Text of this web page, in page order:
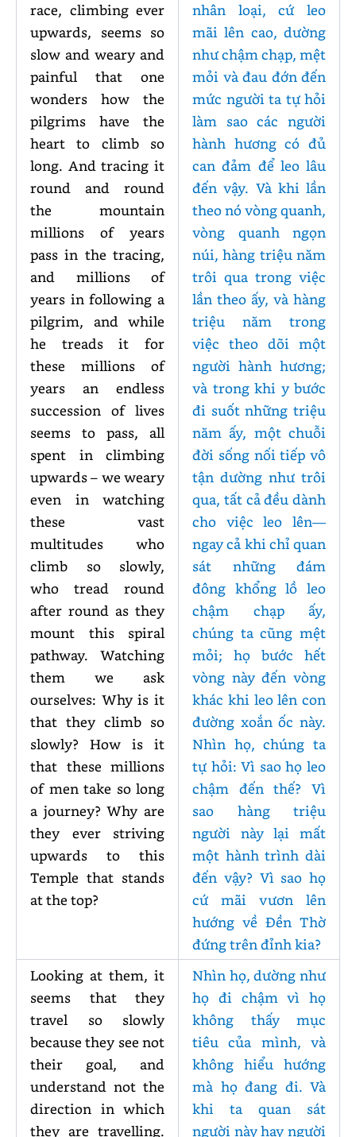
race, climbing ever
upwards, seems so
slow and weary and
painful that one
wonders how the
pilgrims have the
heart to climb so
long. And tracing it
round and round
the mountain
millions of years
pass in the tracing,
and millions of
years in following a
pilgrim, and while
he treads it for
these millions of
years an endless
succession of lives
seems to pass, all
spent in climbing
upwards – we weary
even in watching
these vast
multitudes who
climb so slowly,
who tread round
after round as they
mount this spiral
pathway. Watching
them we ask
ourselves: Why is it
that they climb so
slowly? How is it
that these millions
of men take so long
a journey? Why are
they ever striving
upwards to this
Temple that stands
at the top?
nhân loại, cứ leo
mãi lên cao, dường
như chậm chạp, mệt
mỏi và đau đớn đến
mức người ta tự hỏi
làm sao các người
hành hương có đủ
can đảm để leo lâu
đến vậy. Và khi lần
theo nó vòng quanh,
vòng quanh ngọn
núi, hàng triệu năm
trôi qua trong việc
lần theo ấy, và hàng
triệu năm trong
việc theo dõi một
người hành hương;
và trong khi y bước
đi suốt những triệu
năm ấy, một chuỗi
đời sống nối tiếp vô
tận dường như trôi
qua, tất cả đều dành
cho việc leo lên—
ngay cả khi chỉ quan
sát những đám
đông khổng lồ leo
chậm chạp ấy,
chúng ta cũng mệt
mỏi; họ bước hết
vòng này đến vòng
khác khi leo lên con
đường xoắn ốc này.
Nhìn họ, chúng ta
tự hỏi: Vì sao họ leo
chậm đến thế? Vì
sao hàng triệu
người này lại mất
một hành trình dài
đến vậy? Vì sao họ
cứ mãi vươn lên
hướng về Đền Thờ
đứng trên đỉnh kia?
Looking at them, it
seems that they
travel so slowly
because they see not
their goal, and
understand not the
direction in which
they are travelling.
Nhìn họ, dường như
họ đi chậm vì họ
không thấy mục
tiêu của mình, và
không hiểu hướng
mà họ đang đi. Và
khi ta quan sát
người này hay người